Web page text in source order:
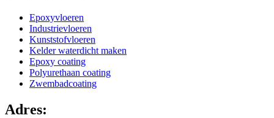
Epoxyvloeren
Industrievloeren
Kunststofvloeren
Kelder waterdicht maken
Epoxy coating
Polyurethaan coating
Zwembadcoating
Adres: